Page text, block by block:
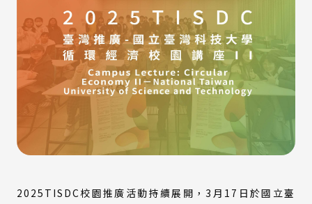
2025TISDC校園推廣活動持續展開，3月17日於國立臺